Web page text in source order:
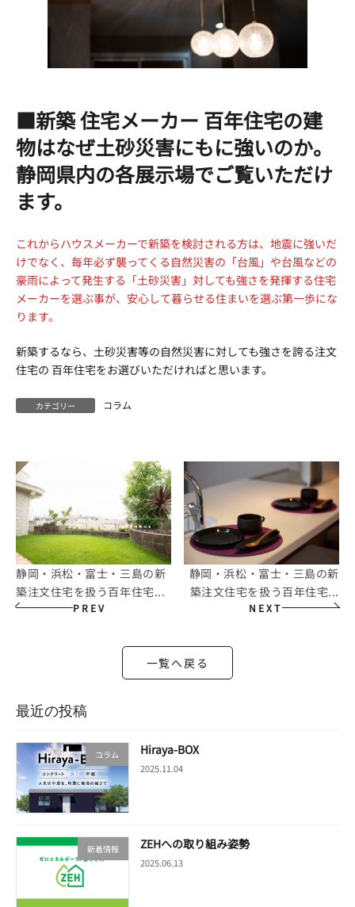
■新築 住宅メーカー 百年住宅の建
物はなぜ土砂災害にもに強いのか。
静岡県内の各展示場でご覧いただけ
ます。
これからハウスメーカーで新築を検討される方は、地震に強いだ
けでなく、毎年必ず襲ってくる自然災害の「台風」や台風などの
豪雨によって発生する「土砂災害」対しても強さを発揮する住宅
メーカーを選ぶ事が、安心して暮らせる住まいを選ぶ第一歩にな
ります。
新築するなら、土砂災害等の自然災害に対しても強さを誇る注文
住宅の 百年住宅をお選びいただければと思います。
カテゴリー コラム
静岡・浜松・富士・三島の新
築注文住宅を扱う百年住宅...
PREV
静岡・浜松・富士・三島の新
築注文住宅を扱う百年住宅...
NEXT
一覧へ戻る
最近の投稿
コラム Hiraya-BOX
2025.11.04
新着情報 ZEHへの取り組み姿勢
2025.06.13